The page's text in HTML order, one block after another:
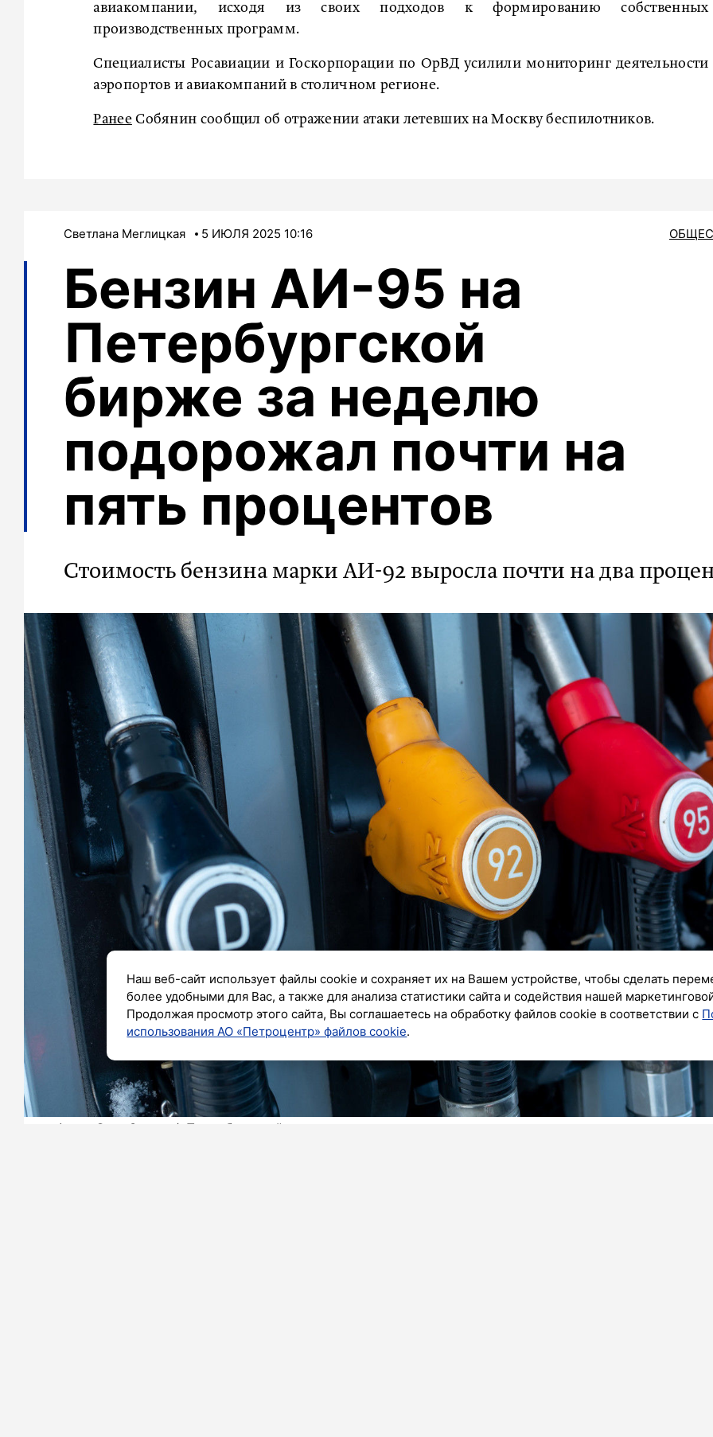
авиакомпании, исходя из своих подходов к формированию собственных
производственных программ.
Специалисты Росавиации и Госкорпорации по ОрВД усилили мониторинг деятельности
аэропортов и авиакомпаний в столичном регионе.
РанееСобянин сообщил об отражении атаки летевших на Москву беспилотников.
Светлана Меглицкая 5 ИЮЛЯ 2025 10:16
Бензин АИ-95 на
Петербургской
бирже за неделю
подорожал почти на
пять процентов
Стоимость бензина марки АИ-92 выросла почти на два
Фото: Олег Золото/«Петербургский дневник»
Наш веб-сайт использует файлы cookie и сохраняет их на Вашем устройстве, чтобы сделать
более удобными для Вас, а также для анализа статистики сайта и содействия нашей
Продолжая просмотр этого сайта, Вы соглашаетесь на обработку файлов cookie в соответствии с
использования АО «Петроцентр» файлов cookie.